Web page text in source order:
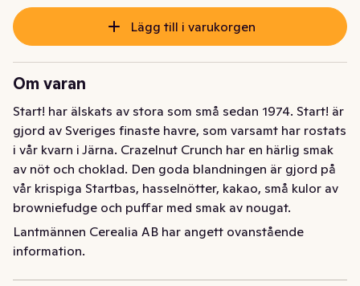
Lägg till i varukorgen
Om varan
Start! har älskats av stora som små sedan 1974. Start! är
gjord av Sveriges finaste havre, som varsamt har rostats
i vår kvarn i Järna. Crazelnut Crunch har en härlig smak
av nöt och choklad. Den goda blandningen är gjord på
vår krispiga Startbas, hasselnötter, kakao, små kulor av
browniefudge och puffar med smak av nougat.
Start! har älskats av stora som små sedan 1974. Start! är
gjord av Sveriges finaste havre, som varsamt har rostats
Lantmännen Cerealia AB har angett ovanstående
information.